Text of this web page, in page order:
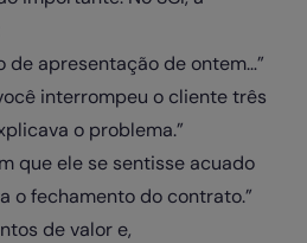
de apresentação de ontem…”
interrompeu o cliente três
o problema.”
que ele se sentisse acuado
o fechamento do contrato.”
de valor e,